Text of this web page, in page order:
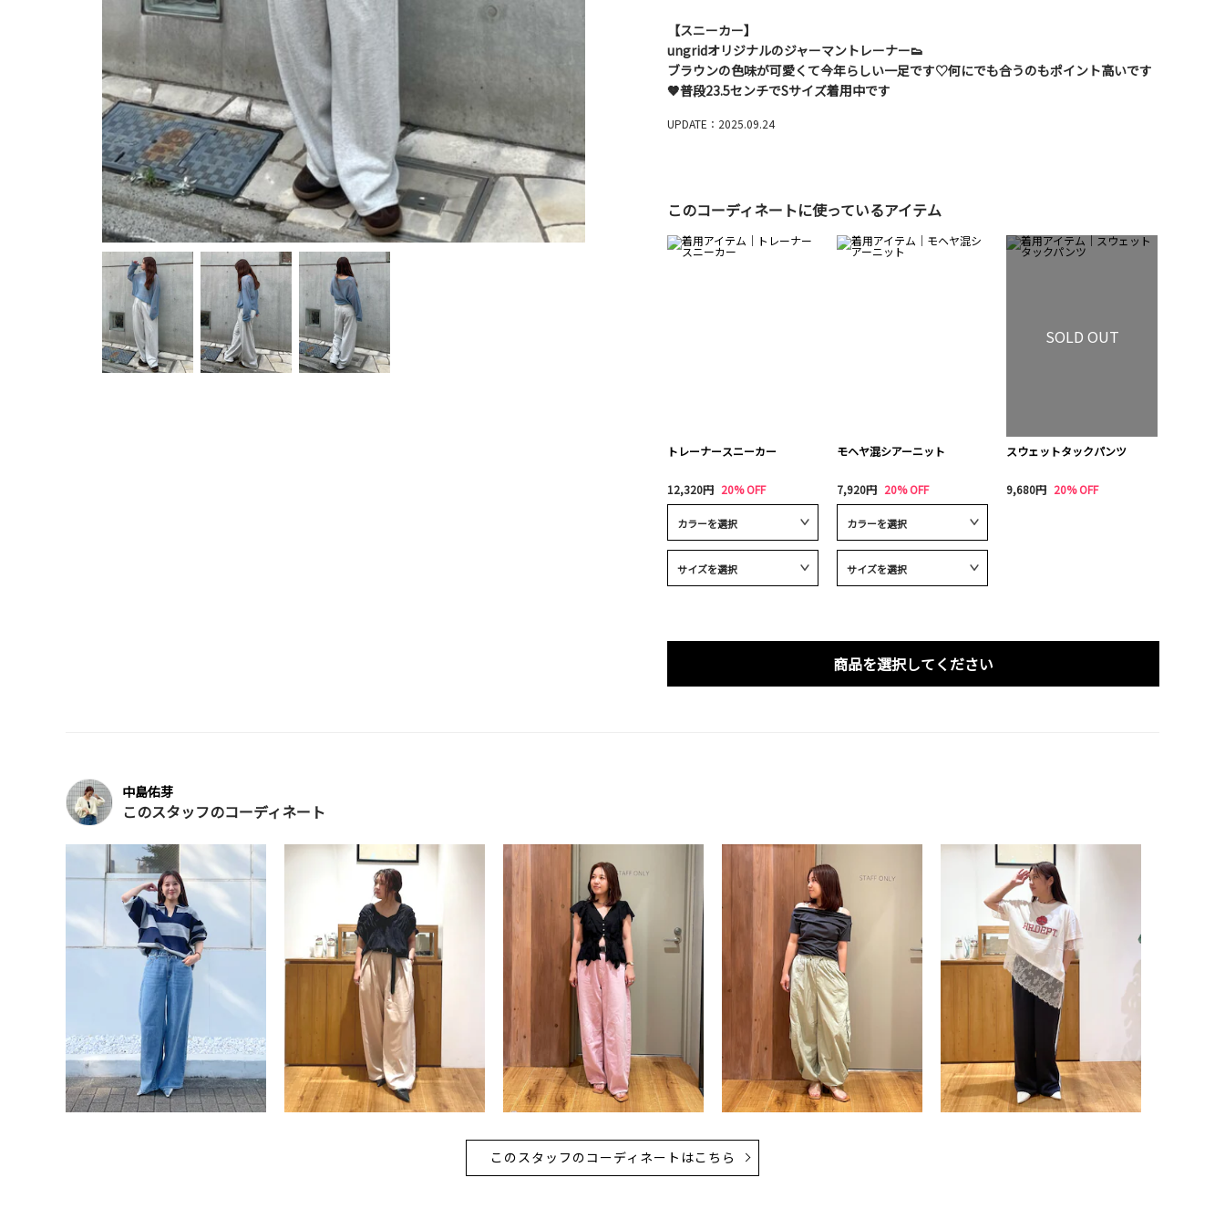
【スニーカー】
ungridオリジナルのジャーマントレーナー👟
ブラウンの色味が可愛くて今年らしい一足です♡何にでも合うのもポイント高いです
🤎普段23.5センチでSサイズ着用中です
UPDATE：2025.09.24
このコーディネートに使っているアイテム
トレーナースニーカー
12,320円 20% OFF
モヘヤ混シアーニット
7,920円 20% OFF
SOLD OUT
スウェットタックパンツ
9,680円 20% OFF
商品を選択してください
中島佑芽
このスタッフのコーディネート
このスタッフのコーディネートはこちら